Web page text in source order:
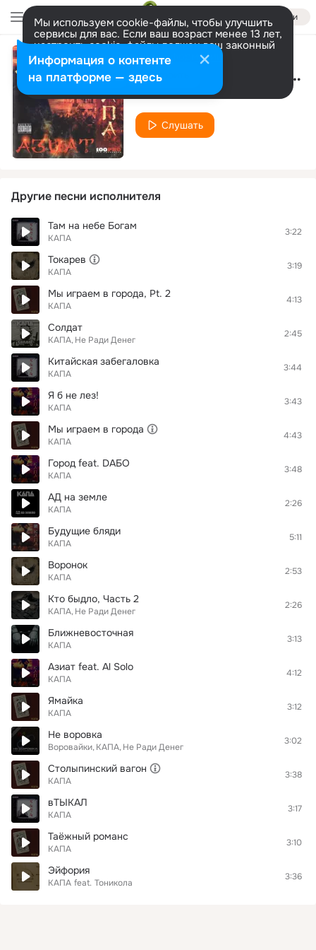
Войти
Мы используем cookie-файлы, чтобы улучшить
сервисы для вас. Если ваш возраст менее 13 лет,
настроить cookie-файлы должен ваш законный
представитель. Больше информации
Разрешить все Настроить Пивка прибил пинту
КАПА
Слушать
Другие песни исполнителя
Там на небе Богам
КАПА
3:22
Токарев
КАПА
3:19
Мы играем в города, Pt. 2
КАПА
4:13
Солдат
КАПА Не Ради Денег
2:45
Китайская забегаловка
КАПА
3:44
Я б не лез!
КАПА
3:43
Мы играем в города
КАПА
4:43
Город feat. DAБО
КАПА
3:48
АД на земле
КАПА
2:26
Будущие бляди
КАПА
5:11
Воронок
КАПА
2:53
Кто быдло, Часть 2
КАПА Не Ради Денег
2:26
Ближневосточная
КАПА
3:13
Азиат feat. Al Solo
КАПА
4:12
Ямайка
КАПА
3:12
Не воровка
Воровайки КАПА Не Ради Денег
3:02
Столыпинский вагон
КАПА
3:38
вТЫКАЛ
КАПА
3:17
Таёжный романс
КАПА
3:10
Эйфория
КАПА feat. Тоникола
3:36
Информация о контенте
на платформе — здесь